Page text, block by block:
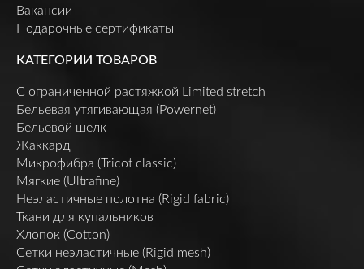
Вакансии
Подарочные сертификаты
КАТЕГОРИИ ТОВАРОВ
C ограниченной растяжкой Limited stretch
Бельевая утягивающая (Powernet)
Бельевой шелк
Жаккард
Микрофибра (Tricot classic)
Мягкие (Ultrafine)
Неэластичные полотна (Rigid fabric)
Ткани для купальников
Хлопок (Cotton)
Сетки неэластичные (Rigid mesh)